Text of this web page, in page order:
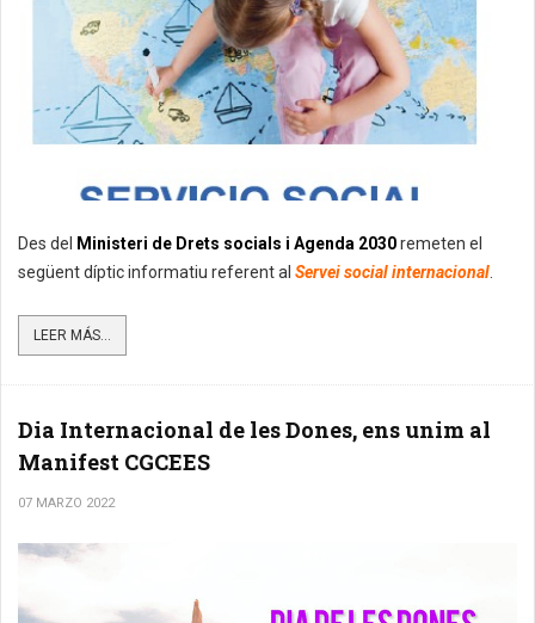
Des del Ministeri de Drets socials i Agenda 2030remeten el
següent díptic informatiu referent al Servei social internacional
LEER MÁS...
Dia Internacional de les Dones, ens unim al
Manifest CGCEES
07 MARZO 2022